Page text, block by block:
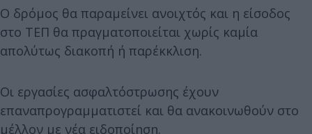
Ο δρόμος θα παραμείνει ανοιχτός και η είσοδος
στο ΤΕΠ θα πραγματοποιείται χωρίς καμία
απολύτως διακοπή ή παρέκκλιση.
Οι εργασίες ασφαλτόστρωσης έχουν
επαναπρογραμματιστεί και θα ανακοινωθούν στο
μέλλον με νέα ειδοποίηση.